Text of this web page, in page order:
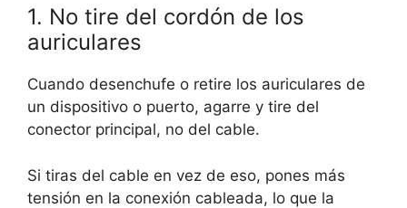
1. No tire del cordón de los
auriculares
Cuando desenchufe o retire los auriculares de
un dispositivo o puerto, agarre y tire del
conector principal, no del cable.
Si tiras del cable en vez de eso, pones más
tensión en la conexión cableada, lo que la